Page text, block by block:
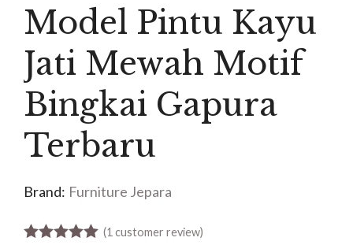
Model Pintu Kayu
Jati Mewah Motif
Bingkai Gapura
Terbaru
Brand: Furniture Jepara
(1 customer review)